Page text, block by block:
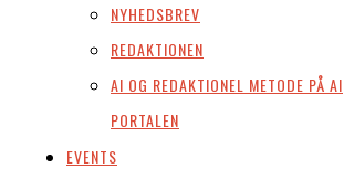
NYHEDSBREV
REDAKTIONEN
AI OG REDAKTIONEL METODE PÅ AI
PORTALEN
EVENTS